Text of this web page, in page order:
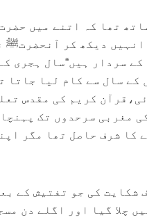
تھا کہ اتنے میں
انہیں دیکھ کر آنحضرتﷺ
سردار ہیں“سال ہجری
سال سے کام لیا جاتا
کریم کی مقدس
مغربی سرحدوں تک
کا شرف حاصل تھا مگر
شکایت کی جو تفتیش کے
چلا گیا اور اگلے دن